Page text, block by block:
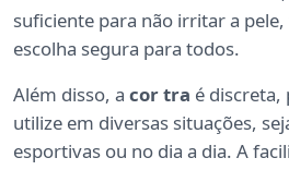
suficiente para não irritar a
escolha segura para todos.
Além disso, a cor tra é discreta,
utilize em diversas situações,
esportivas ou no dia a dia. A